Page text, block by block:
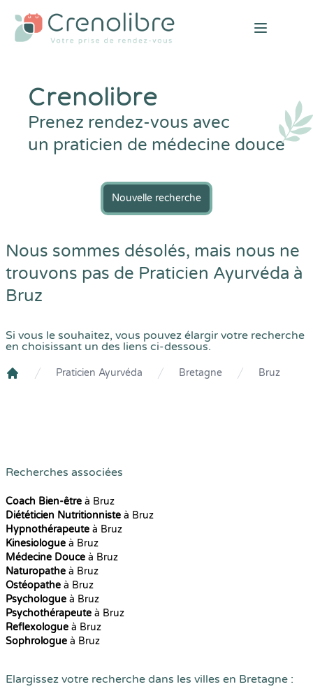
Open
Crenolibre
Prenez rendez-vous avec
un praticien de médecine douce
Nouvelle recherche
Nous sommes désolés, mais nous ne
trouvons pas de Praticien Ayurvéda à
Bruz
Si vous le souhaitez, vous pouvez élargir votre recherche
en choisissant un des liens ci-dessous.
Praticien Ayurvéda Bretagne Bruz
Recherches associées
Coach Bien-être à Bruz
Diététicien Nutritionniste à Bruz
Hypnothérapeute à Bruz
Kinesiologue à Bruz
Médecine Douce à Bruz
Naturopathe à Bruz
Ostéopathe à Bruz
Psychologue à Bruz
Psychothérapeute à Bruz
Reflexologue à Bruz
Sophrologue à Bruz
Elargissez votre recherche dans les villes en Bretagne :